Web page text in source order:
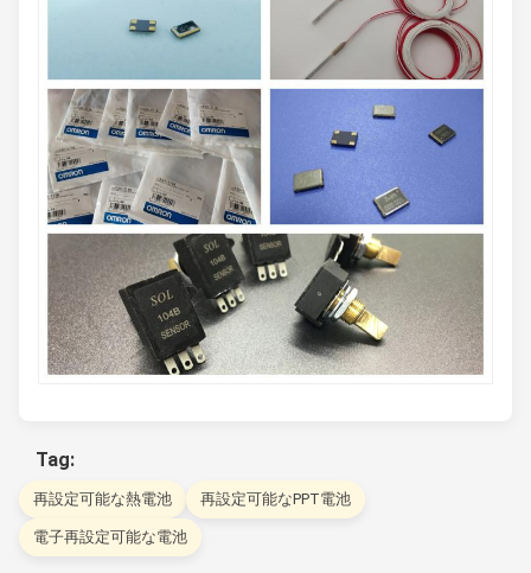
Tag:
再設定可能な熱電池 再設定可能なPPT電池
電子再設定可能な電池